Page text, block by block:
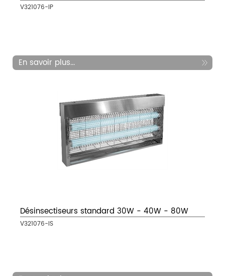
V321076-IP
En savoir plus...
Désinsectiseurs standard 30W - 40W - 80W
V321076-IS